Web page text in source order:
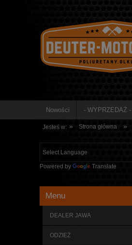
Nowości - WYPRZEDAŻ -
Jesteś w: » Strona główna »
Powered by Translate
Menu
DEALER JAWA
ODZIEŻ